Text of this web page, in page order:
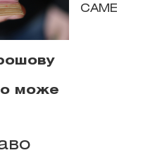
може
САМЕ